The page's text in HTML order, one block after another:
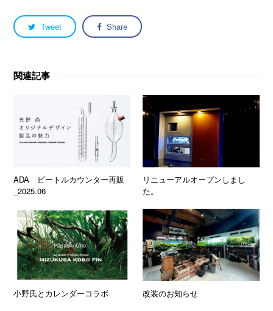
Tweet Share
関連記事
ADA ビートルカウンター再販
_2025.06
リニューアルオープンしまし
た。
小野氏とカレンダーコラボ 改装のお知らせ